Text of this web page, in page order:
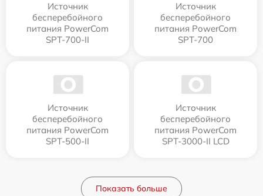
Источник
бесперебойного
питания PowerCom
SPT-700-II
Источник
бесперебойного
питания PowerCom
SPT-700
Источник
бесперебойного
питания PowerCom
SPT-500-II
Источник
бесперебойного
питания PowerCom
SPT-3000-II LCD
Показать больше